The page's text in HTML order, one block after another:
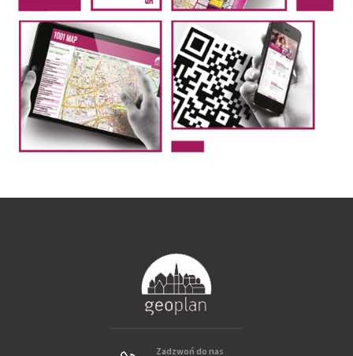
Zadzwoń do nas